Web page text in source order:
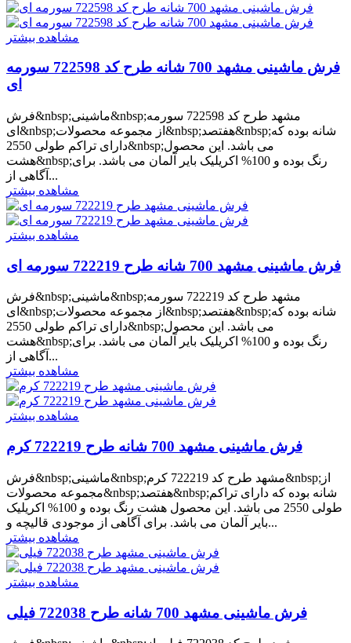
مشاهده بیشتر
فرش ماشینی مشهد 700 شانه طرح کد 722598 سورمه
ای
فرش&nbsp;ماشینی&nbsp;مشهد طرح کد 722598 سورمه
ای&nbsp;از مجموعه محصولات&nbsp;هفتصد&nbsp;شانه بوده که
دارای تراکم طولی 2550&nbsp;می باشد. این محصول
هشت&nbsp;رنگ بوده و 100% اکریلیک بایر آلمان می باشد. برای
آگاهی از...
مشاهده بیشتر
مشاهده بیشتر
فرش ماشینی مشهد 700 شانه طرح 722219 سورمه ای
فرش&nbsp;ماشینی&nbsp;مشهد طرح کد 722219 سورمه
ای&nbsp;از مجموعه محصولات&nbsp;هفتصد&nbsp;شانه بوده که
دارای تراکم طولی 2550&nbsp;می باشد. این محصول
هشت&nbsp;رنگ بوده و 100% اکریلیک بایر آلمان می باشد. برای
آگاهی از...
مشاهده بیشتر
مشاهده بیشتر
فرش ماشینی مشهد 700 شانه طرح 722219 کرم
فرش&nbsp;ماشینی&nbsp;مشهد طرح کد 722219 کرم&nbsp;از
مجموعه محصولات&nbsp;هفتصد&nbsp;شانه بوده که دارای تراکم
طولی 2550 می باشد. این محصول هشت رنگ بوده و 100% اکریلیک
بایر آلمان می باشد. برای آگاهی از موجودی قالیچه و...
مشاهده بیشتر
مشاهده بیشتر
فرش ماشینی مشهد 700 شانه طرح 722038 فیلی